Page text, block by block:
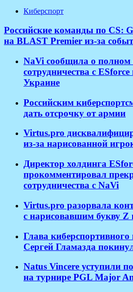
Киберспорт
Российские команды по CS:
на BLAST Premier из-за
NaVi сообщила о
сотрудничества с
Украине
Российским
дать отсрочку от армии
Virtus.pro
из-за нарисованной
Директор холдинга
прокомментировал
сотрудничества с NaVi
​Virtus.pro разорвала
с нарисовавшим букву Z
Глава
Сергей Гламазда
Natus Vincere уступили
на турнире PGL Major